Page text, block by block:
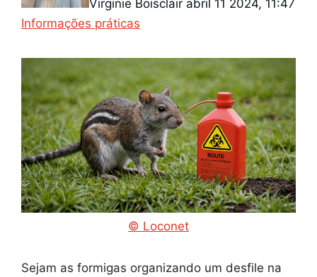
Virginie Boisclair abril 11 2024, 11:47
Categorias
Informações práticas
© Loconet
Sejam as formigas organizando um desfile na